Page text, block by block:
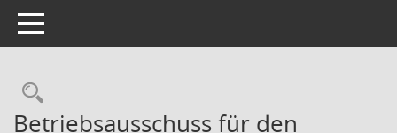
Toggle navigation
Rechercheauswahl
Betriebsausschuss für den